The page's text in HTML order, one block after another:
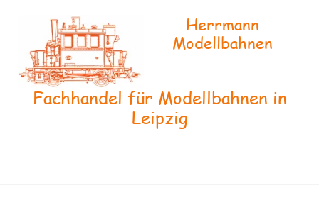
Herrmann
Modellbahnen
Fachhandel für Modellbahnen in
Leipzig